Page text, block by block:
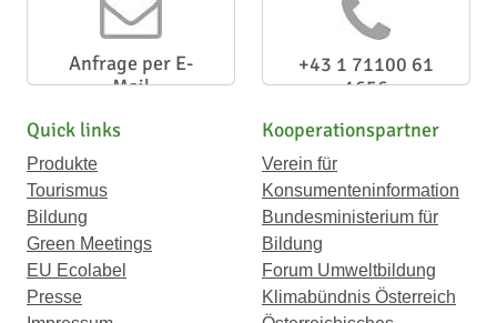
Anfrage per E-
Mail
+43 1 71100 61
1656
Quick links
Produkte
Tourismus
Bildung
Green Meetings
EU Ecolabel
Presse
Kooperationspartner
Verein für
Konsumenteninformation
Bundesministerium für
Bildung
Forum Umweltbildung
Klimabündnis Österreich